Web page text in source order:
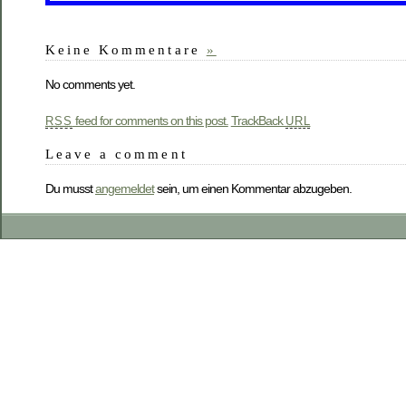
Keine Kommentare »
No comments yet.
RSS feed for comments on this post. TrackBack URL
Leave a comment
Du musstangemeldetsein, um einen Kommentar abzugeben.